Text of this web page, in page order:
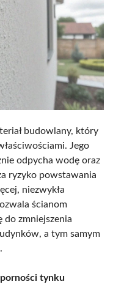
budowlany, który
Jego
odpycha wodę oraz
ryzyko powstawania
niezwykła
ścianom
do zmniejszenia
a tym samym
tynku